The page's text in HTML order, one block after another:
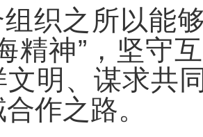
组织之所以能
精神”，坚守
文明、谋求共
作之路。